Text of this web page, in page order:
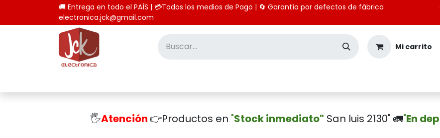
🚚 Entrega en todo el PAÍS | 💳Todos los medios de Pago | 🔄 Garantía por defectos de fábrica
electronica.jck@gmail.com
Mi carrito
🖐️Atención 👉Productos en "Stock inmediato" San luis 2130" 🚛"En